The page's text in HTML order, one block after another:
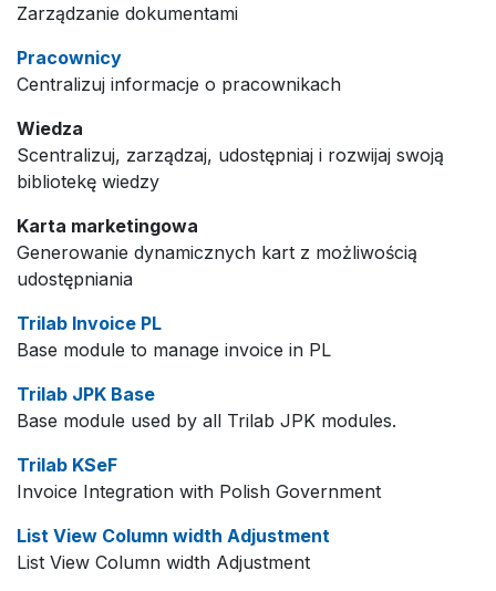
Zarządzanie dokumentami
Pracownicy
Centralizuj informacje o pracownikach
Wiedza
Scentralizuj, zarządzaj, udostępniaj i rozwijaj swoją
bibliotekę wiedzy
Karta marketingowa
Generowanie dynamicznych kart z możliwością
udostępniania
Trilab Invoice PL
Base module to manage invoice in PL
Trilab JPK Base
Base module used by all Trilab JPK modules.
Trilab KSeF
Invoice Integration with Polish Government
List View Column width Adjustment
List View Column width Adjustment